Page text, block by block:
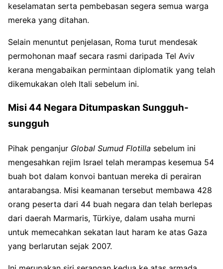
keselamatan serta pembebasan segera semua warga
mereka yang ditahan.
Selain menuntut penjelasan, Roma turut mendesak
permohonan maaf secara rasmi daripada Tel Aviv
kerana mengabaikan permintaan diplomatik yang telah
dikemukakan oleh Itali sebelum ini.
Misi 44 Negara Ditumpaskan Sungguh-
sungguh
Pihak penganjur Global Sumud Flotilla sebelum ini
mengesahkan rejim Israel telah merampas kesemua 54
buah bot dalam konvoi bantuan mereka di perairan
antarabangsa. Misi keamanan tersebut membawa 428
orang peserta dari 44 buah negara dan telah berlepas
dari daerah Marmaris, Türkiye, dalam usaha murni
untuk memecahkan sekatan laut haram ke atas Gaza
yang berlarutan sejak 2007.